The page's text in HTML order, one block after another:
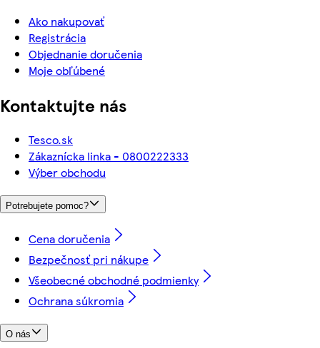
Ako nakupovať
Registrácia
Objednanie doručenia
Moje obľúbené
Kontaktujte nás
Tesco.sk
Zákaznícka linka - 0800222333
Výber obchodu
Potrebujete pomoc?
Cena doručenia
Bezpečnosť pri nákupe
Všeobecné obchodné podmienky
Ochrana súkromia
O nás